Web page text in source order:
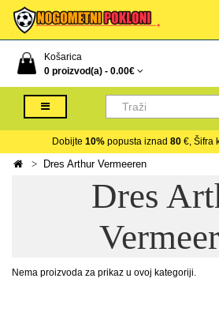
Košarica
0 proizvod(a) - 0.00€
Dobijte 10% popusta iznad 80 €, Šifra
Dres Arthur Vermeeren
Dres
Nema proizvoda za prikaz u ovoj kategoriji.